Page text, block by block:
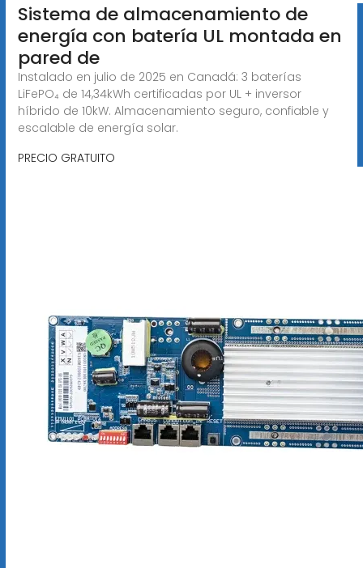
Sistema de almacenamiento de
energía con batería UL montada en
pared de
Instalado en julio de 2025 en Canadá: 3 baterías
LiFePO₄ de 14,34kWh certificadas por UL + inversor
híbrido de 10kW. Almacenamiento seguro, confiable y
escalable de energía solar.
PRECIO GRATUITO